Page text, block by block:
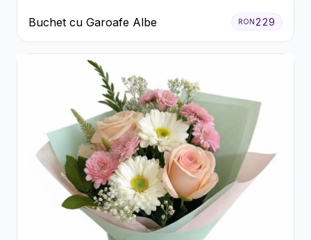
Buchet cu Garoafe Albe RON 229